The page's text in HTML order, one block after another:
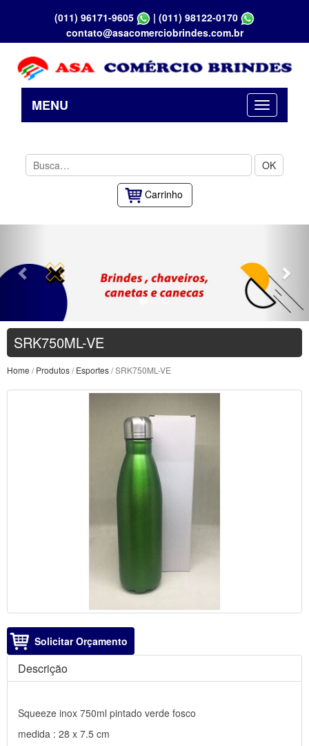
(011) 96171-9605 | (011) 98122-0170
contato@asacomerciobrindes.com.br
MENU
OK
Carrinho
SRK750ML-VE
Home /Produtos/Esportes/ SRK750ML-VE
Solicitar Orçamento
Descrição
Squeeze inox 750ml pintado verde fosco
medida : 28 x 7.5 cm